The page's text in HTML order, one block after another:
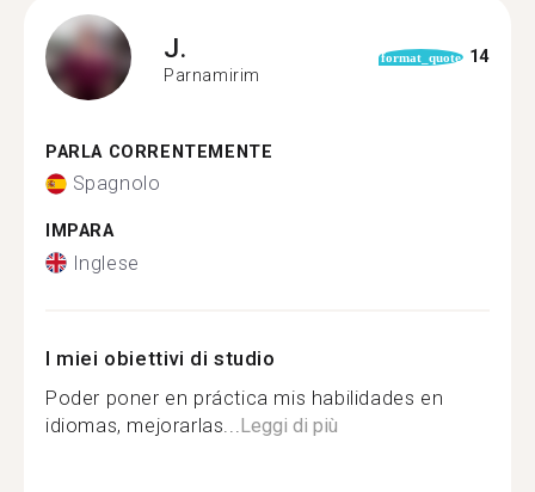
J.
Parnamirim
format_quote 14
PARLA CORRENTEMENTE
Spagnolo
IMPARA
Inglese
I miei obiettivi di studio
Poder poner en práctica mis habilidades en
idiomas, mejorarlas... Leggi di più